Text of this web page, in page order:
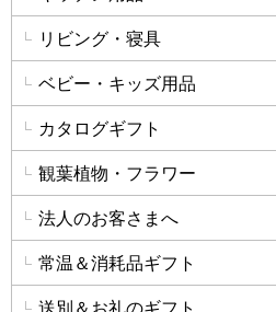
リビング・寝具
ベビー・キッズ用品
カタログギフト
観葉植物・フラワー
法人のお客さまへ
常温＆消耗品ギフト
送別＆お礼のギフト